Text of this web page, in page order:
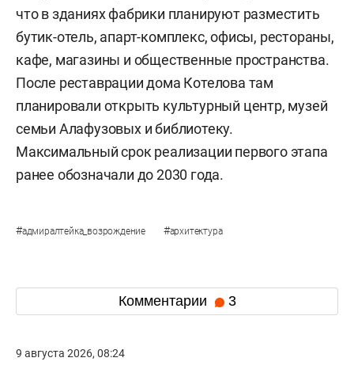
что в зданиях фабрики планируют разместить
бутик-отель, апарт-комплекс, офисы, рестораны,
кафе, магазины и общественные пространства.
После реставрации дома Котелова там
планировали открыть культурный центр, музей
семьи Алафузовых и библиотеку.
Максимальный срок реализации первого этапа
ранее обозначали до 2030 года.
#адмиралтейка_возрождение #архитектура
Комментарии 3
9 августа 2026, 08:24